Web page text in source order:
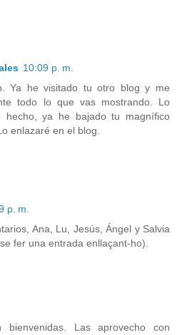
10:09 p. m.
Ya he visitado tu otro blog y me
todo lo que vas mostrando. Lo
hecho, ya he bajado tu magnífico
enlazaré en el blog.
p. m.
Ana, Lu, Jesús, Ángel y Salvia
fer una entrada enllaçant-ho).
bienvenidas. Las aprovecho con